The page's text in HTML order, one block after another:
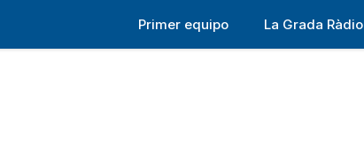
Primer equipo La Grada Ràdio